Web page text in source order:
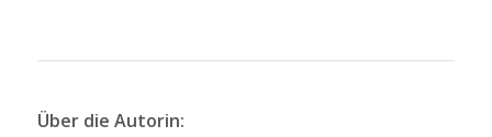
Über die Autorin: